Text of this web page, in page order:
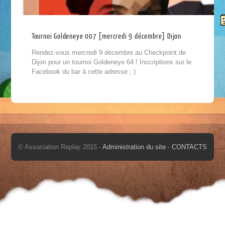
Tournoi Goldeneye 007 [mercredi 9 décembre] Dijon
Rendez-vous mercredi 9 décembre au Checkpoint de
Dijon pour un tournoi Goldeneye 64 ! Inscriptions sur le
Facebook du bar à cette adresse ; )
© Association Replay 2015 - Administration du site - CONTACTS